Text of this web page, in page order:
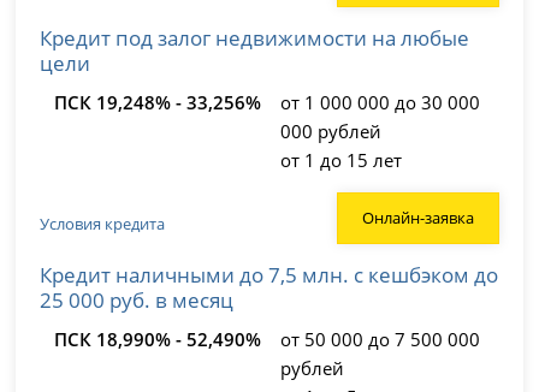
Кредит под залог недвижимости на любые
цели
ПСК 19,248% - 33,256%
от 1 000 000 до 30 000
000 рублей
от 1 до 15 лет
Условия кредита Онлайн-заявка
Кредит наличными до 7,5 млн. с кешбэком до
25 000 руб. в месяц
ПСК 18,990% - 52,490%
от 50 000 до 7 500 000
рублей